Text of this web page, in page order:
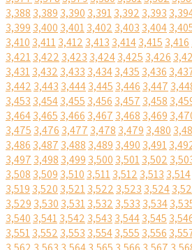
3,388 3,389 3,390 3,3913,392 3,393
3,399 3,400 3,4013,402 3,403 3,404
3,410 3,4113,412 3,413 3,4143,415 3,416
3,4213,422 3,423 3,4243,425 3,426
3,4313,432 3,433 3,4343,435 3,436
3,442 3,443 3,4443,445 3,446 3,447
3,453 3,4543,455 3,456 3,457 3,458
3,4643,465 3,466 3,467 3,468 3,469
3,475 3,476 3,477 3,478 3,479 3,480
3,486 3,487 3,488 3,489 3,490 3,491
3,497 3,498 3,499 3,500 3,5013,502
3,508 3,509 3,510 3,5113,512 3,513 3,514
3,519 3,520 3,5213,522 3,523 3,524
3,529 3,530 3,5313,532 3,533 3,534
3,540 3,5413,542 3,543 3,5443,545
3,5513,552 3,553 3,5543,555 3,556